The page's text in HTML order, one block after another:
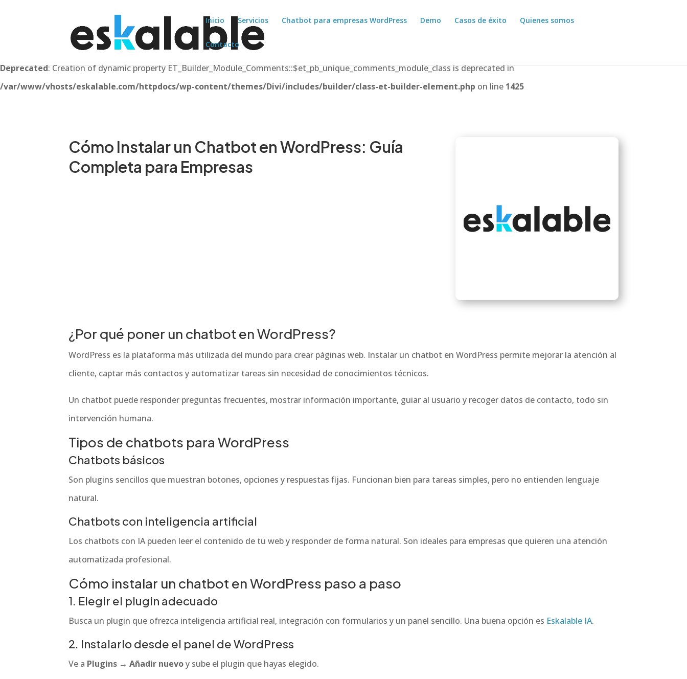
Inicio Servicios Chatbot para empresas WordPress Demo Casos de éxito Quienes somos
Contacto
Deprecated: Creation of dynamic property ET_Builder_Module_Comments::$et_pb_unique_comments_module_class is deprecated in
/var/www/vhosts/eskalable.com/httpdocs/wp-content/themes/Divi/includes/builder/class-et-builder-element.php on line 1425
Cómo Instalar un Chatbot en WordPress: Guía
Completa para Empresas
¿Por qué poner un chatbot en WordPress?
WordPress es la plataforma más utilizada del mundo para crear páginas web. Instalar un chatbot en WordPress permite mejorar la atención al
cliente, captar más contactos y automatizar tareas sin necesidad de conocimientos técnicos.
Un chatbot puede responder preguntas frecuentes, mostrar información importante, guiar al usuario y recoger datos de contacto, todo sin
intervención humana.
Tipos de chatbots para WordPress
Chatbots básicos
Son plugins sencillos que muestran botones, opciones y respuestas fijas. Funcionan bien para tareas simples, pero no entienden lenguaje
natural.
Chatbots con inteligencia artificial
Los chatbots con IA pueden leer el contenido de tu web y responder de forma natural. Son ideales para empresas que quieren una atención
automatizada profesional.
Cómo instalar un chatbot en WordPress paso a paso
1. Elegir el plugin adecuado
Busca un plugin que ofrezca inteligencia artificial real, integración con formularios y un panel sencillo. Una buena opción es Eskalable IA.
2. Instalarlo desde el panel de WordPress
Ve a Plugins → Añadir nuevoy sube el plugin que hayas elegido.